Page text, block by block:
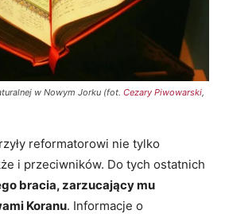
w Nowym Jorku (fot. Cezary Piwowarski,
reformatorowi nie tylko
i przeciwników. Do tych ostatnich
bracia, zarzucający mu
Koranu. Informacje o